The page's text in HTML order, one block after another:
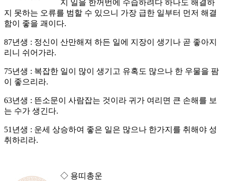
지 일을 한꺼번에 수습하려다 하나도 해결하
지 못하는 오류를 범할 수 있으니 가장 급한 일부터 먼저 해결
함이 좋을 괘이다.
87년생 : 정신이 산만해져 하든 일에 지장이 생기나 곧 좋아지
리니 쉬어가라.
75년생 : 복잡한 일이 많이 생기고 유혹도 많으나 한 우물을 팜
이 좋으리라.
63년생 : 뜬소문이 사람잡는 것이라 귀가 여리면 큰 손해를 보
는 수가 생긴다.
51년생 : 운세 상승하여 좋은 일은 많으나 한가지를 취해야 성
취하리라.
◇ 용띠총운